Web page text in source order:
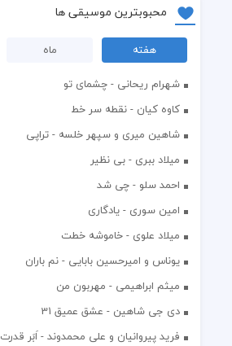
محبوبترین موسیقی ها
هفته ماه
شهرام ریحانی - چشمای تو
کاوه کیان - نقطه سر خط
شاهین میری و سپهر خلسه - تراپی
میلاد ببری - بی نظیر
احمد سلو - چی شد
امین سوری - یادگاری
میلاد علوی - خاموشه خطت
یوناس و امیرحسین بابایی - نم باران
میثم ابراهیمی - مهربون من
دی جی شاهین - عشق عمیق 31
فرید پیروانیان و علی محمدوند - اَبَر قدرت